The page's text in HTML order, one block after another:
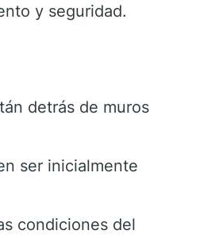
y seguridad.
detrás de muros
ser inicialmente
condiciones del